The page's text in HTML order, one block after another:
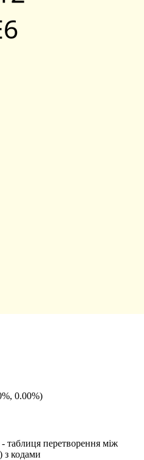
0.00%)
таблиця перетворення між
кодами